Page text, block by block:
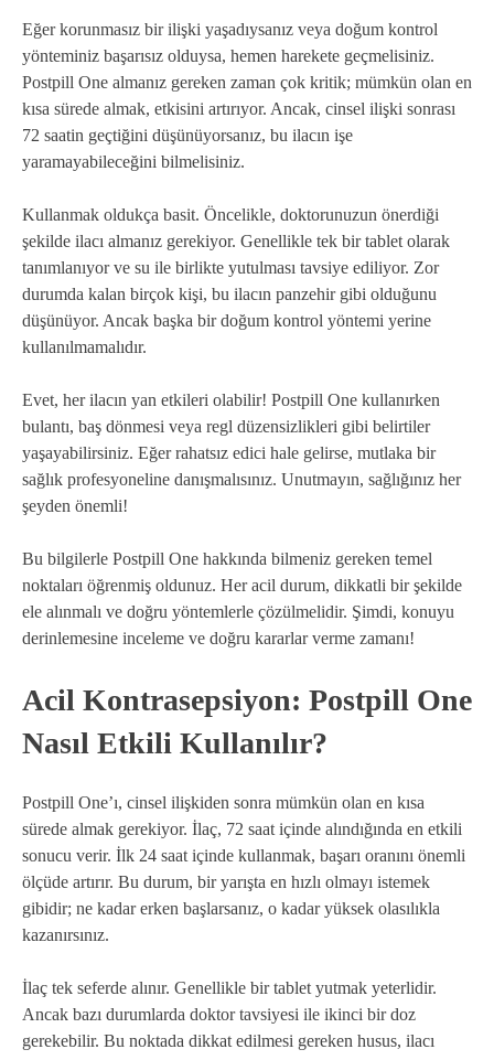
Eğer korunmasız bir ilişki yaşadıysanız veya doğum kontrol
yönteminiz başarısız olduysa, hemen harekete geçmelisiniz.
Postpill One almanız gereken zaman çok kritik; mümkün olan en
kısa sürede almak, etkisini artırıyor. Ancak, cinsel ilişki sonrası
72 saatin geçtiğini düşünüyorsanız, bu ilacın işe
yaramayabileceğini bilmelisiniz.
Kullanmak oldukça basit. Öncelikle, doktorunuzun önerdiği
şekilde ilacı almanız gerekiyor. Genellikle tek bir tablet olarak
tanımlanıyor ve su ile birlikte yutulması tavsiye ediliyor. Zor
durumda kalan birçok kişi, bu ilacın panzehir gibi olduğunu
düşünüyor. Ancak başka bir doğum kontrol yöntemi yerine
kullanılmamalıdır.
Evet, her ilacın yan etkileri olabilir! Postpill One kullanırken
bulantı, baş dönmesi veya regl düzensizlikleri gibi belirtiler
yaşayabilirsiniz. Eğer rahatsız edici hale gelirse, mutlaka bir
sağlık profesyoneline danışmalısınız. Unutmayın, sağlığınız her
şeyden önemli!
Bu bilgilerle Postpill One hakkında bilmeniz gereken temel
noktaları öğrenmiş oldunuz. Her acil durum, dikkatli bir şekilde
ele alınmalı ve doğru yöntemlerle çözülmelidir. Şimdi, konuyu
derinlemesine inceleme ve doğru kararlar verme zamanı!
Acil Kontrasepsiyon: Postpill One
Nasıl Etkili Kullanılır?
Postpill One’ı, cinsel ilişkiden sonra mümkün olan en kısa
sürede almak gerekiyor. İlaç, 72 saat içinde alındığında en etkili
sonucu verir. İlk 24 saat içinde kullanmak, başarı oranını önemli
ölçüde artırır. Bu durum, bir yarışta en hızlı olmayı istemek
gibidir; ne kadar erken başlarsanız, o kadar yüksek olasılıkla
kazanırsınız.
İlaç tek seferde alınır. Genellikle bir tablet yutmak yeterlidir.
Ancak bazı durumlarda doktor tavsiyesi ile ikinci bir doz
gerekebilir. Bu noktada dikkat edilmesi gereken husus, ilacı